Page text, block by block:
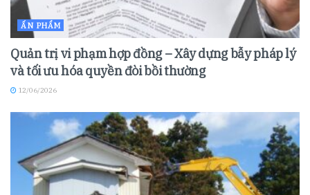
ẤN PHẨM
Quản trị vi phạm hợp đồng – Xây dựng bẫy pháp lý
và tối ưu hóa quyền đòi bồi thường
12/06/2026